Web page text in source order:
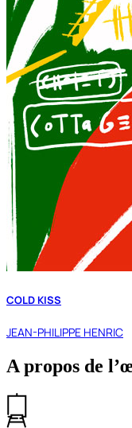
COLD KISS
JEAN-PHILIPPE HENRIC
A propos de